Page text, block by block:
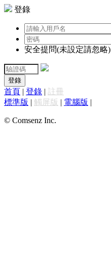
登錄
安全提問(未設定請忽略)
登錄
首頁 | 登錄 | 註冊
標準版 | 觸屏版 | 電腦版 |
© Comsenz Inc.